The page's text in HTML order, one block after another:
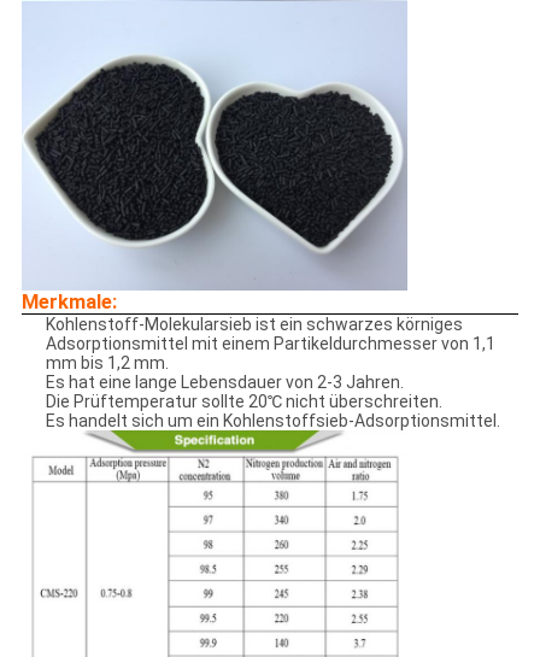
Merkmale:
Kohlenstoff-Molekularsieb ist ein schwarzes körniges
Adsorptionsmittel mit einem Partikeldurchmesser von 1,1
mm bis 1,2 mm.
Es hat eine lange Lebensdauer von 2-3 Jahren.
Die Prüftemperatur sollte 20℃ nicht überschreiten.
Es handelt sich um ein Kohlenstoffsieb-Adsorptionsmittel.